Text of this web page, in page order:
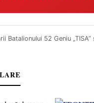
Batalionului 52 Geniu